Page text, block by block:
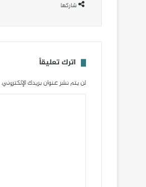
شاركها
اترك تعليقاً
لن يتم نشر عنوان بريدك الإلكتروني.